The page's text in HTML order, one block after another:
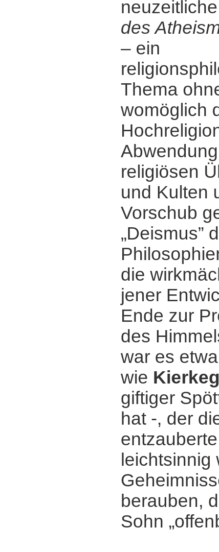
neuzeitliche
des
‒ ein
Thema
womöglich
religiösen
und Kulten
Vorschub
„Deismus”
die
jener
Ende zur
des
war es
wie
giftiger
hat -, der
berauben,
Sohn